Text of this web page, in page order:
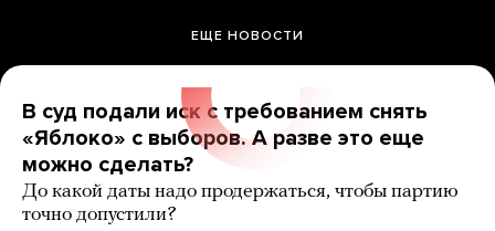
ЕЩЕ НОВОСТИ
В суд подали иск с требованием снять
«Яблоко» с выборов. А разве это еще
можно сделать?
До какой даты надо продержаться, чтобы партию
точно допустили?